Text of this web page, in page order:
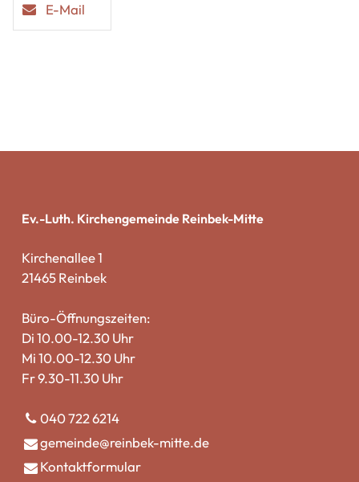
E-Mail
Ev.-Luth. Kirchengemeinde Reinbek-Mitte
Kirchenallee 1
21465 Reinbek
Büro-Öffnungszeiten:
Di 10.00-12.30 Uhr
Mi 10.00-12.30 Uhr
Fr 9.30-11.30 Uhr
040 722 6214
gemeinde@​reinbek-mitte.​de
Kontaktformular